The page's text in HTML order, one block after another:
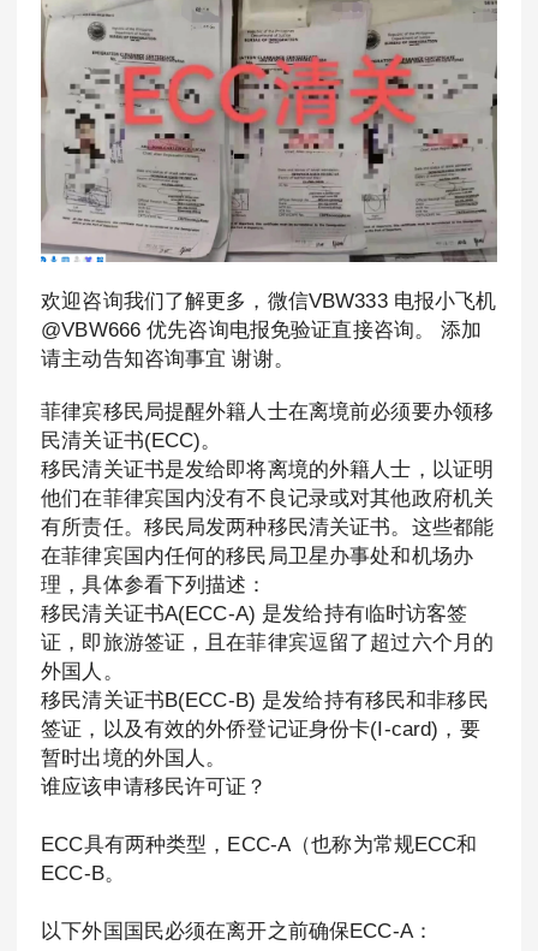
欢迎咨询我们了解更多，微信VBW333 电报小飞机
@VBW666 优先咨询电报免验证直接咨询。 添加
请主动告知咨询事宜 谢谢。
菲律宾移民局提醒外籍人士在离境前必须要办领移
民清关证书(ECC)。
移民清关证书是发给即将离境的外籍人士，以证明
他们在菲律宾国内没有不良记录或对其他政府机关
有所责任。移民局发两种移民清关证书。这些都能
在菲律宾国内任何的移民局卫星办事处和机场办
理，具体参看下列描述：
移民清关证书A(ECC-A) 是发给持有临时访客签
证，即旅游签证，且在菲律宾逗留了超过六个月的
外国人。
移民清关证书B(ECC-B) 是发给持有移民和非移民
签证，以及有效的外侨登记证身份卡(I-card)，要
暂时出境的外国人。
谁应该申请移民许可证？
ECC具有两种类型，ECC-A（也称为常规ECC和
ECC-B。
以下外国国民必须在离开之前确保ECC-A：